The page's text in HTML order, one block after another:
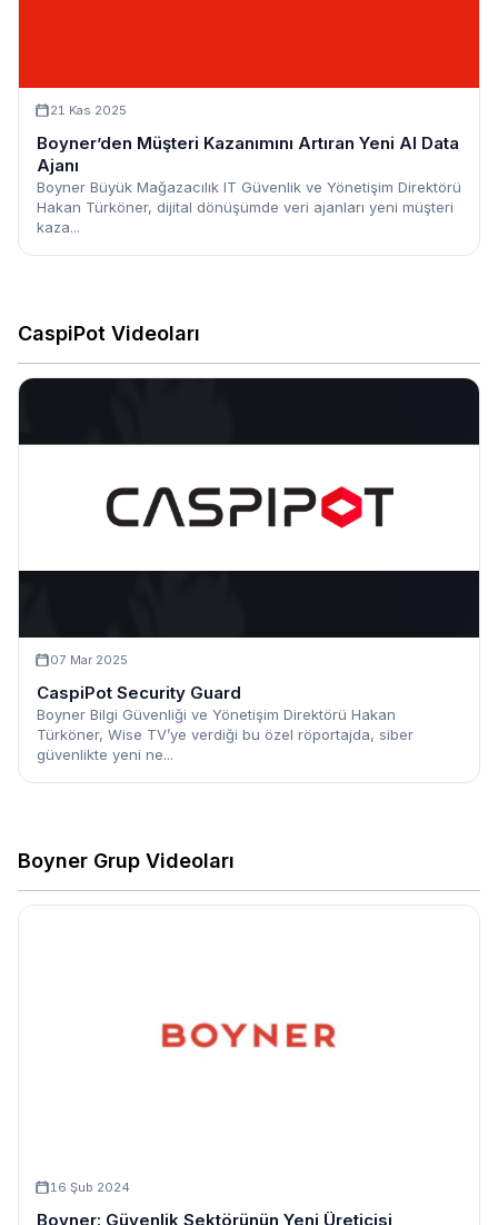
21 Kas 2025
Boyner’den Müşteri Kazanımını Artıran Yeni AI Data
Ajanı
Boyner Büyük Mağazacılık IT Güvenlik ve Yönetişim Direktörü
Hakan Türköner, dijital dönüşümde veri ajanları yeni müşteri
kaza...
CaspiPot Videoları
07 Mar 2025
CaspiPot Security Guard
Boyner Bilgi Güvenliği ve Yönetişim Direktörü Hakan
Türköner, Wise TV’ye verdiği bu özel röportajda, siber
güvenlikte yeni ne...
Boyner Grup Videoları
16 Şub 2024
Boyner: Güvenlik Sektörünün Yeni Üreticisi